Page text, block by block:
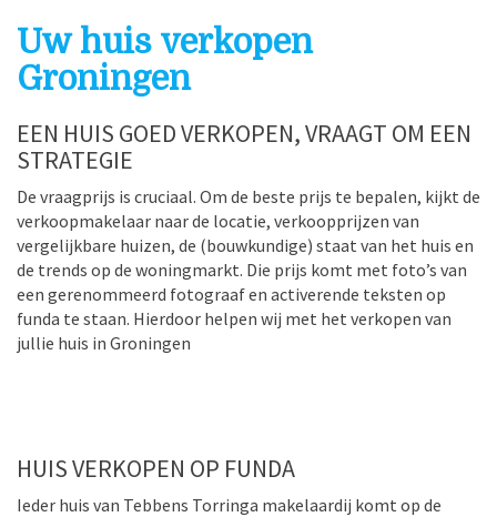
Uw huis verkopen
Groningen
EEN HUIS GOED VERKOPEN, VRAAGT OM EEN
STRATEGIE
De vraagprijs is cruciaal. Om de beste prijs te bepalen, kijkt de
verkoopmakelaar naar de locatie, verkoopprijzen van
vergelijkbare huizen, de (bouwkundige) staat van het huis en
de trends op de woningmarkt. Die prijs komt met foto’s van
een gerenommeerd fotograaf en activerende teksten op
funda te staan. Hierdoor helpen wij met het verkopen van
jullie huis in Groningen
HUIS VERKOPEN OP FUNDA
Ieder huis van Tebbens Torringa makelaardij komt op de